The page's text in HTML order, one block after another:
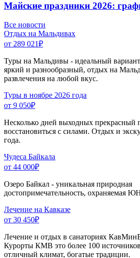
Майские праздники 2026:
Все новости
Отдых на Мальдивах
от 289 021₽
Туры на Мальдивы - идеальный
яркий и разнообразный, отдых на
развлечения на любой вкус.
Туры в ноябре 2026 года
от 9 050₽
Несколько дней выходных прекрасный
восстановиться с силами. Отдых и
года.
Чудеса Байкала
от 44 000₽
Озеро Байкал - уникальная природная
достопримечательность, охраняемая
Лечение на Кавказе
от 30 450₽
Лечение и отдых в санаториях
Курорты КМВ это более 100
отличный климат, богатые традиции.